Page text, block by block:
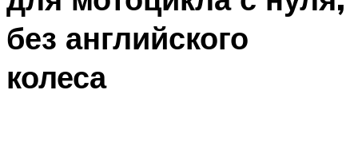
без английского
колеса